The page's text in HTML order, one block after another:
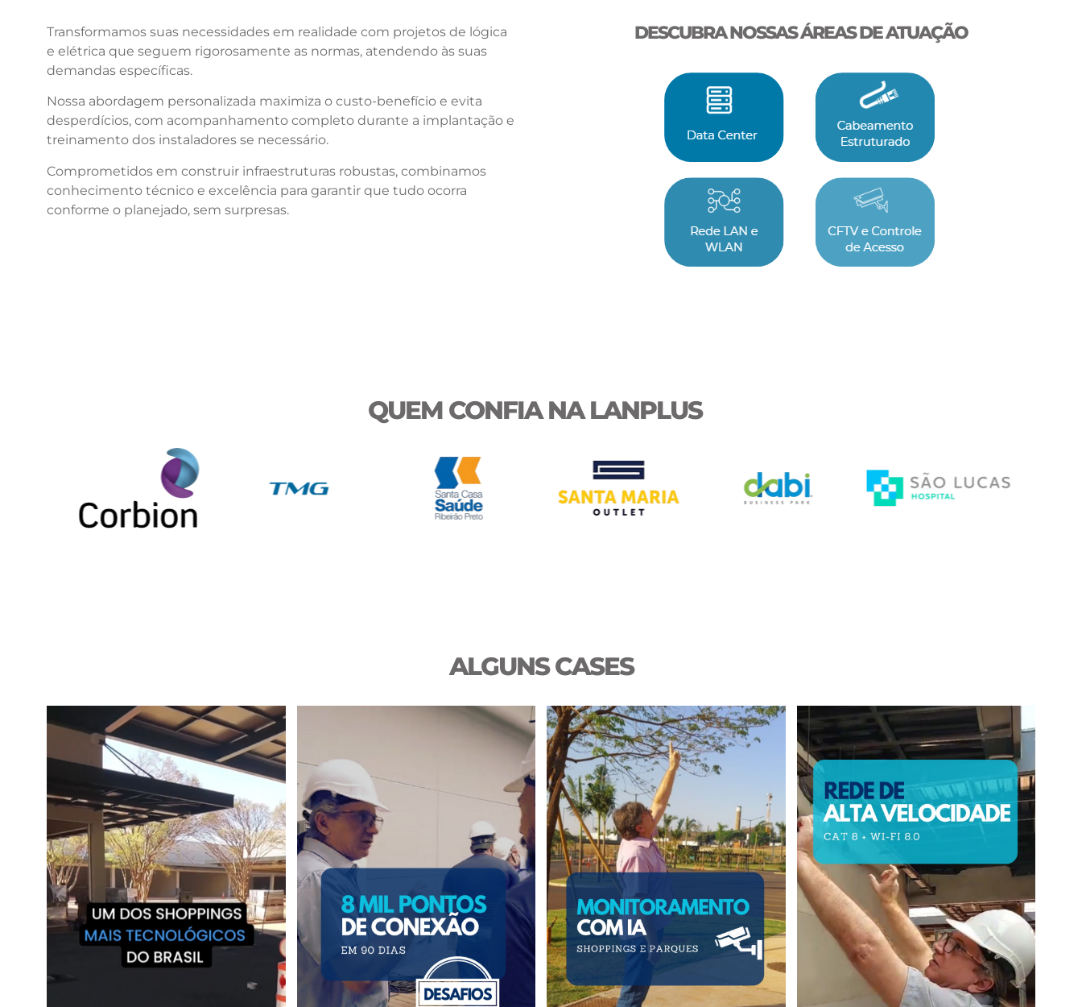
Transformamos suas necessidades em realidade com projetos de lógica
e elétrica que seguem rigorosamente as normas, atendendo às suas
demandas específicas.
Nossa abordagem personalizada maximiza o custo-benefício e evita
desperdícios, com acompanhamento completo durante a implantação e
treinamento dos instaladores se necessário.
Comprometidos em construir infraestruturas robustas, combinamos
conhecimento técnico e excelência para garantir que tudo ocorra
conforme o planejado, sem surpresas.
DESCUBRA NOSSAS ÁREAS DE ATUAÇÃO
QUEM CONFIA NA LANPLUS
ALGUNS CASES